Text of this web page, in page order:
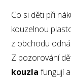
Co si děti při
kouzelnou
z obchodu
Z pozorování
kouzlafungují